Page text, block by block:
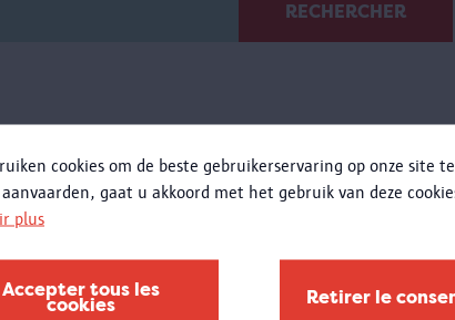
cookies om de beste gebruikerservaring op onze site
gaat u akkoord met het gebruik van deze
plus
Accepter tous les
cookies Retirer le
RECHERCHER
call it Riverside but you
call it L.O.
Le MAS prépare l'exposition « Le Corbusier. Linkeroever -